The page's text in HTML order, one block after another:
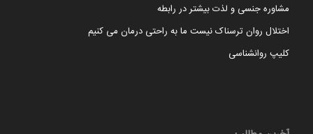
مشاوره جنسی و لذت بیشتر در رابطه
اختلال روان ترسناک نیست ما به راحتی درمان می کنیم
کلیپ روانشناسی